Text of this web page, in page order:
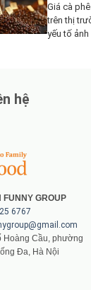
Giá cà
trên thị
yếu tố
hệ
FUNNY GROUP
6767
Hoàng Cầu, phường
Đa, Hà Nội